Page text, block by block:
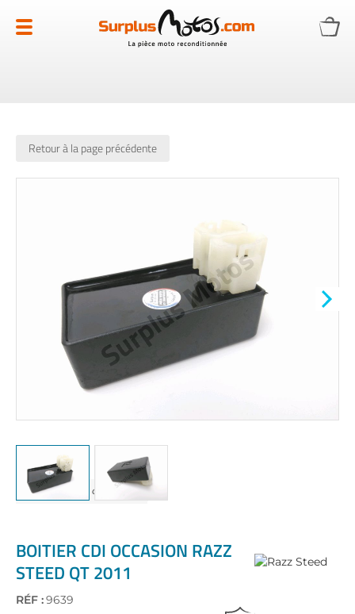
au
contenu
Retour à la page précédente
the
beginning
of
the
images
BOITIER CDI OCCASION RAZZ
STEED QT 2011
RÉF :9639